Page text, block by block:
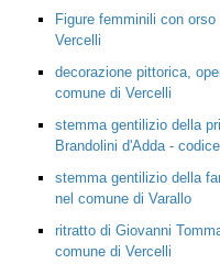
Figure femminili con
Vercelli
decorazione pittorica,
comune di Vercelli
stemma gentilizio della
Brandolini d'Adda -
stemma gentilizio della
nel comune di Varallo
ritratto di Giovanni
comune di Vercelli